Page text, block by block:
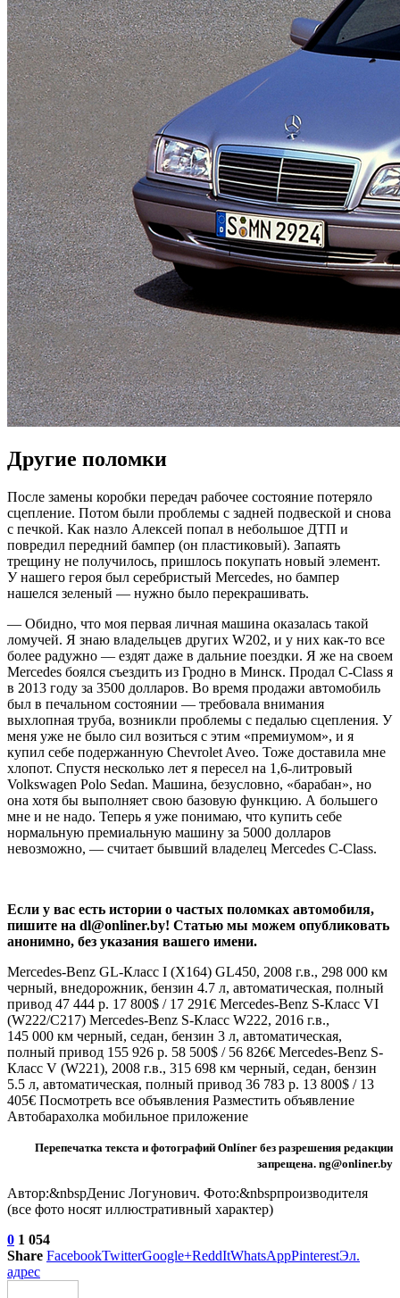
Другие поломки
После замены коробки передач рабочее состояние потеряло
сцепление. Потом были проблемы с задней подвеской и снова
с печкой. Как назло Алексей попал в небольшое ДТП и
повредил передний бампер (он пластиковый). Запаять
трещину не получилось, пришлось покупать новый элемент.
У нашего героя был серебристый Mercedes, но бампер
нашелся зеленый — нужно было перекрашивать.
— Обидно, что моя первая личная машина оказалась такой
ломучей. Я знаю владельцев других W202, и у них как-то все
более радужно — ездят даже в дальние поездки. Я же на своем
Mercedes боялся съездить из Гродно в Минск. Продал C-Class я
в 2013 году за 3500 долларов. Во время продажи автомобиль
был в печальном состоянии — требовала внимания
выхлопная труба, возникли проблемы с педалью сцепления. У
меня уже не было сил возиться с этим «премиумом», и я
купил себе подержанную Chevrolet Aveo. Тоже доставила мне
хлопот. Спустя несколько лет я пересел на 1,6-литровый
Volkswagen Polo Sedan. Машина, безусловно, «барабан», но
она хотя бы выполняет свою базовую функцию. А большего
мне и не надо. Теперь я уже понимаю, что купить себе
нормальную премиальную машину за 5000 долларов
невозможно, — считает бывший владелец Mercedes C-Class.
Если у вас есть истории о частых поломках автомобиля,
пишите на dl@onliner.by! Статью мы можем опубликовать
анонимно, без указания вашего имени.
Mercedes-Benz GL-Класс I (X164) GL450, 2008 г.в., 298 000 км
черный, внедорожник, бензин 4.7 л, автоматическая, полный
привод 47 444 р. 17 800$ / 17 291€ Mercedes-Benz S-Класс VI
(W222/C217) Mercedes-Benz S-Класс W222, 2016 г.в.,
145 000 км черный, седан, бензин 3 л, автоматическая,
полный привод 155 926 р. 58 500$ / 56 826€ Mercedes-Benz S-
Класс V (W221), 2008 г.в., 315 698 км черный, седан, бензин
5.5 л, автоматическая, полный привод 36 783 р. 13 800$ / 13
405€ Посмотреть все объявления Разместить объявление
Автобарахолка мобильное приложение
Перепечатка текста и фотографий Onlíner без разрешения редакции
запрещена. ng@onliner.by
Автор:&nbspДенис Логунович. Фото:&nbspпроизводителя
(все фото носят иллюстративный характер)
0 1 054
Share FacebookTwitterGoogle+ReddItWhatsAppPinterestЭл.
адрес